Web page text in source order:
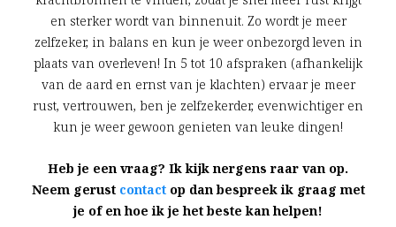
en sterker wordt van binnenuit. Zo wordt je meer
zelfzeker, in balans en kun je weer onbezorgd leven in
plaats van overleven! In 5 tot 10 afspraken (afhankelijk
van de aard en ernst van je klachten) ervaar je meer
rust, vertrouwen, ben je zelfzekerder, evenwichtiger en
kun je weer gewoon genieten van leuke dingen!
Heb je een vraag? Ik kijk nergens raar van op.
Neem gerust contactop dan bespreek ik graag met
je of en hoe ik je het beste kan helpen!